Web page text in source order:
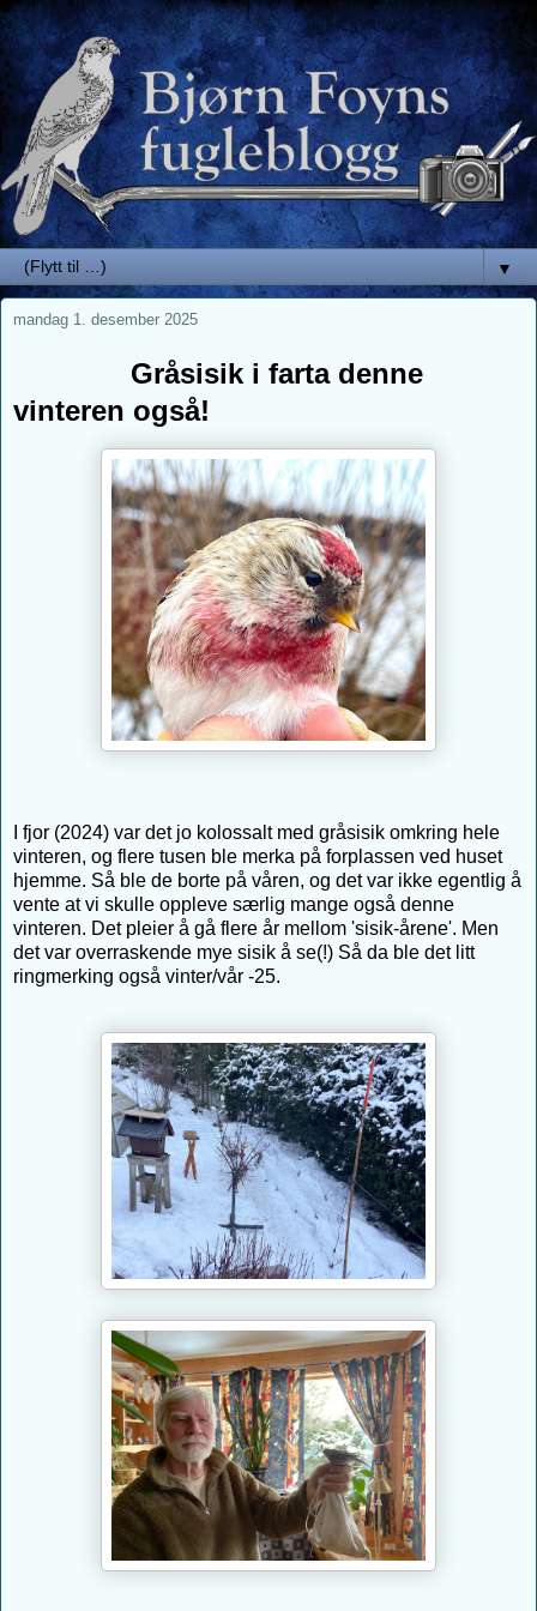
▼
mandag 1. desember 2025
Gråsisik i farta denne
vinteren også!
I fjor (2024) var det jo kolossalt med gråsisik omkring hele
vinteren, og flere tusen ble merka på forplassen ved huset
hjemme. Så ble de borte på våren, og det var ikke egentlig å
vente at vi skulle oppleve særlig mange også denne
vinteren. Det pleier å gå flere år mellom 'sisik-årene'. Men
det var overraskende mye sisik å se(!) Så da ble det litt
ringmerking også vinter/vår -25.